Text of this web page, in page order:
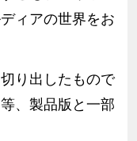
ィアの世界をお
り出したもので
、製品版と一部